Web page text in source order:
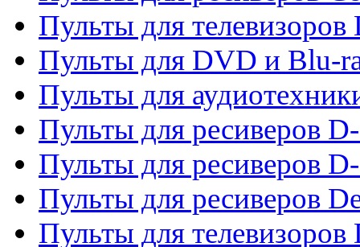
Пульты для телевизоров
Пульты для DVD и Blu-
Пульты для
Пульты для ресиверов
Пульты для ресиверов
Пульты для ресиверов
Пульты для телевизоров